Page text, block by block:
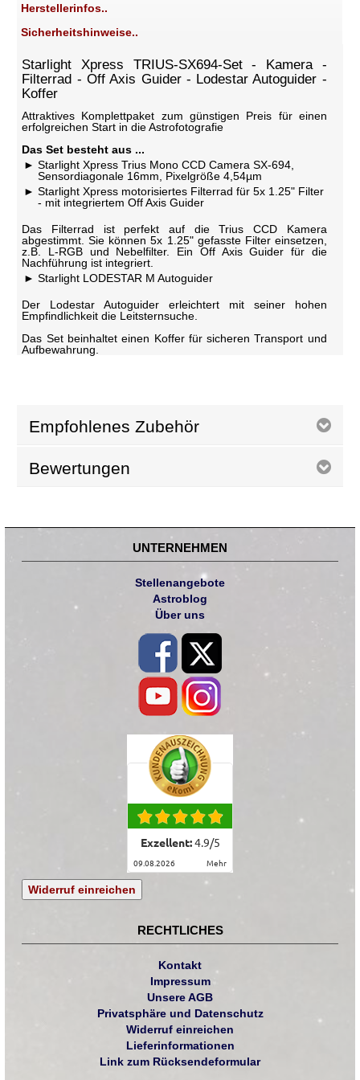
Herstellerinfos..
Sicherheitshinweise..
Starlight Xpress TRIUS-SX694-Set - Kamera -
Filterrad - Off Axis Guider - Lodestar Autoguider -
Koffer
Attraktives Komplettpaket zum günstigen Preis für einen
erfolgreichen Start in die Astrofotografie
Das Set besteht aus ...
Starlight Xpress Trius Mono CCD Camera SX-694,
Sensordiagonale 16mm, Pixelgröße 4,54µm
Starlight Xpress motorisiertes Filterrad für 5x 1.25" Filter
- mit integriertem Off Axis Guider
Das Filterrad ist perfekt auf die Trius CCD Kamera
abgestimmt. Sie können 5x 1.25" gefasste Filter einsetzen,
z.B. L-RGB und Nebelfilter. Ein Off Axis Guider für die
Nachführung ist integriert.
Starlight LODESTAR M Autoguider
Der Lodestar Autoguider erleichtert mit seiner hohen
Empfindlichkeit die Leitsternsuche.
Das Set beinhaltet einen Koffer für sicheren Transport und
Aufbewahrung.
Empfohlenes Zubehör
Bewertungen
UNTERNEHMEN
Stellenangebote
Astroblog
Über uns
Exzellent:4.9/5
09.08.2026 mehr
Widerruf einreichen
RECHTLICHES
Kontakt
Impressum
Unsere AGB
Privatsphäre und Datenschutz
Widerruf einreichen
Lieferinformationen
Link zum Rücksendeformular